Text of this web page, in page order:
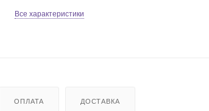
Все характеристики
ОПЛАТА ДОСТАВКА